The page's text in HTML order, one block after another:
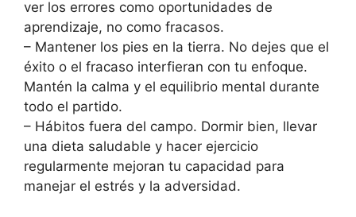
ver los errores como oportunidades de
aprendizaje, no como fracasos.
– Mantener los pies en la tierra. No dejes que el
éxito o el fracaso interfieran con tu enfoque.
Mantén la calma y el equilibrio mental durante
todo el partido.
– Hábitos fuera del campo. Dormir bien, llevar
una dieta saludable y hacer ejercicio
regularmente mejoran tu capacidad para
manejar el estrés y la adversidad.